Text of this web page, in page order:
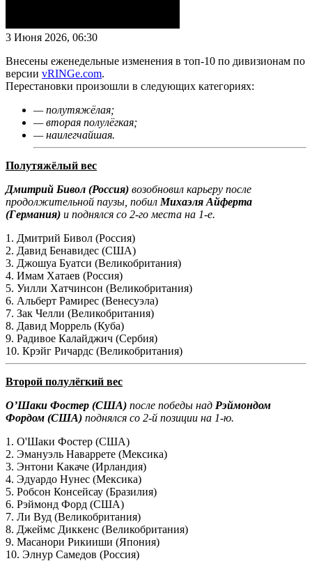
3 Июня 2026, 06:30
Внесены еженедельные изменения в топ-10 по дивизионам по
версии vRINGe.com.
Перестановки произошли в следующих категориях:
— полутяжёлая;
— вторая полулёгкая;
— наилегчайшая.
Полутяжёлый вес
Дмитрий Бивол (Россия) возобновил карьеру после
продолжительной паузы, побил Михаэля Айферта
(Германия) и поднялся со 2-го места на 1-е.
1. Дмитрий Бивол (Россия)
2. Давид Бенавидес (США)
3. Джошуа Буатси (Великобритания)
4. Имам Хатаев (Россия)
5. Уилли Хатчинсон (Великобритания)
6. Альберт Рамирес (Венесуэла)
7. Зак Челли (Великобритания)
8. Давид Моррель (Куба)
9. Радивое Калайджич (Сербия)
10. Крэйг Ричардс (Великобритания)
Второй полулёгкий вес
О’Шаки Фостер (США) после победы над Рэймондом
Фордом (США) поднялся со 2-й позиции на 1-ю.
1. О'Шаки Фостер (США)
2. Эмануэль Наваррете (Мексика)
3. Энтони Какаче (Ирландия)
4. Эдуардо Нунес (Мексика)
5. Робсон Консейсау (Бразилия)
6. Рэймонд Форд (США)
7. Ли Вуд (Великобритания)
8. Джеймс Диккенс (Великобритания)
9. Масанори Рикииши (Япония)
10. Элнур Самедов (Россия)